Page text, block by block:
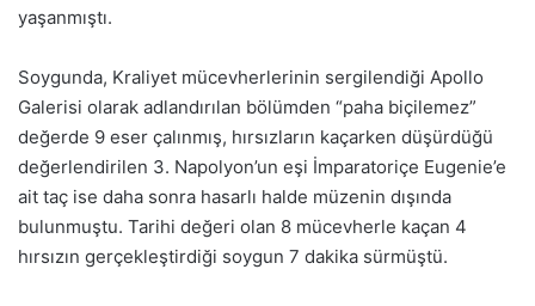
yaşanmıştı.
Soygunda, Kraliyet mücevherlerinin sergilendiği Apollo
Galerisi olarak adlandırılan bölümden “paha biçilemez”
değerde 9 eser çalınmış, hırsızların kaçarken düşürdüğü
değerlendirilen 3. Napolyon’un eşi İmparatoriçe Eugenie’e
ait taç ise daha sonra hasarlı halde müzenin dışında
bulunmuştu. Tarihi değeri olan 8 mücevherle kaçan 4
hırsızın gerçekleştirdiği soygun 7 dakika sürmüştü.